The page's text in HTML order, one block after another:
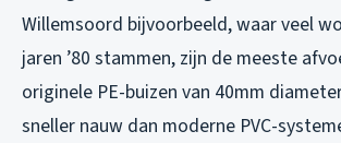
Willemsoord bijvoorbeeld, waar veel
jaren ’80 stammen, zijn de meeste
originele PE-buizen van 40mm
sneller nauw dan moderne PVC-